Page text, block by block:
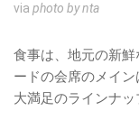
via photo by nta
食事は、地元の新
ードの会席のメイ
大満足のラインナッ